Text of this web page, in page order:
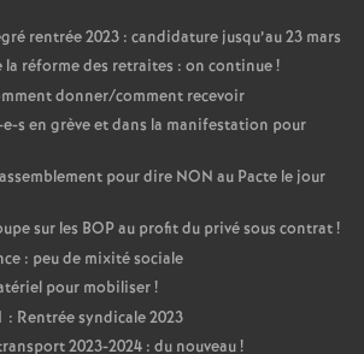
rentrée 2023 : candidature jusqu’au 23 mars
réforme des retraites : on continue!
donner/comment recevoir
s en grève et dans la manifestation pour
pour dire NON au Pacte le jour
sur les BOP au profit du privé sous contrat!
: peu de mixité sociale
pour mobiliser!
: Rentrée syndicale 2023
2023-2024 : du nouveau!